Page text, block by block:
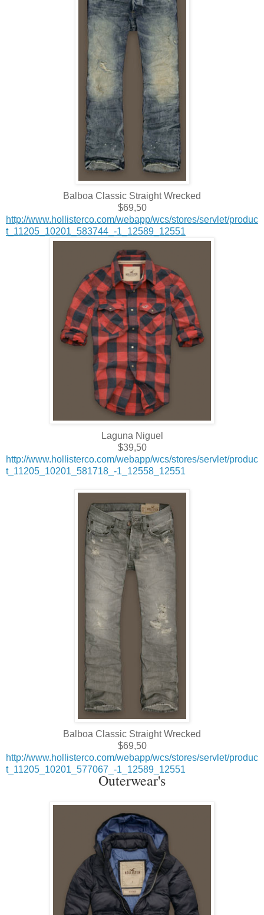
Balboa Classic Straight Wrecked
$69,50
http://www.hollisterco.com/webapp/wcs/stores/servlet/produc
t_11205_10201_583744_-1_12589_12551
Laguna Niguel
$39,50
http://www.hollisterco.com/webapp/wcs/stores/servlet/produc
t_11205_10201_581718_-1_12558_12551
Balboa Classic Straight Wrecked
$69,50
http://www.hollisterco.com/webapp/wcs/stores/servlet/produc
t_11205_10201_577067_-1_12589_12551
Outerwear's